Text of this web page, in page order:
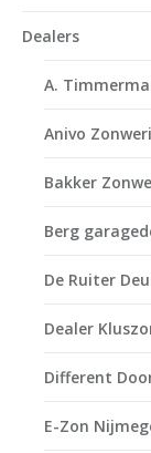
Dealers
A.
Anivo
Bakker
Berg
De Ruiter
Dealer
Different
E-Zon